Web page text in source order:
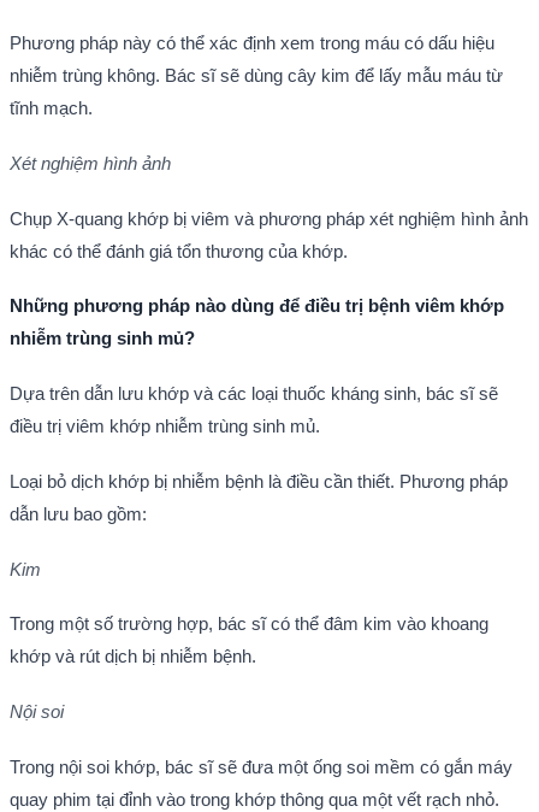
Phương pháp này có thể xác định xem trong máu có dấu hiệu
nhiễm trùng không. Bác sĩ sẽ dùng cây kim để lấy mẫu máu từ
tĩnh mạch.
Xét nghiệm hình ảnh
Chụp X-quang khớp bị viêm và phương pháp xét nghiệm hình ảnh
khác có thể đánh giá tổn thương của khớp.
Những phương pháp nào dùng để điều trị bệnh viêm khớp
nhiễm trùng sinh mủ?
Dựa trên dẫn lưu khớp và các loại thuốc kháng sinh, bác sĩ sẽ
điều trị viêm khớp nhiễm trùng sinh mủ.
Loại bỏ dịch khớp bị nhiễm bệnh là điều cần thiết. Phương pháp
dẫn lưu bao gồm:
Kim
Trong một số trường hợp, bác sĩ có thể đâm kim vào khoang
khớp và rút dịch bị nhiễm bệnh.
Nội soi
Trong nội soi khớp, bác sĩ sẽ đưa một ống soi mềm có gắn máy
quay phim tại đỉnh vào trong khớp thông qua một vết rạch nhỏ.